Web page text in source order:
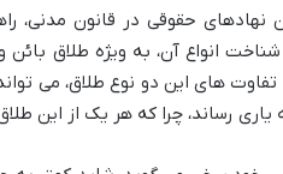
نهادهای حقوقی در قانون مدنی،
انواع آن، به ویژه طلاق بائن
های این دو نوع طلاق، می
یاری رساند، چرا که هر یک از این